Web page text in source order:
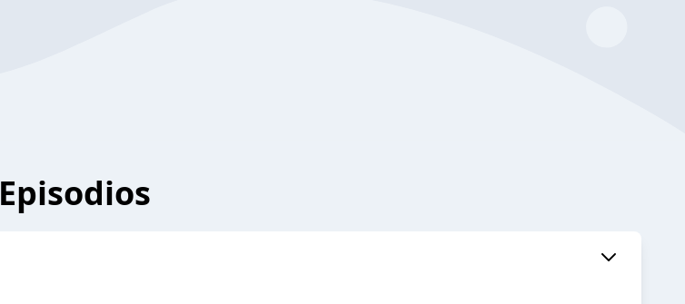
Episodios